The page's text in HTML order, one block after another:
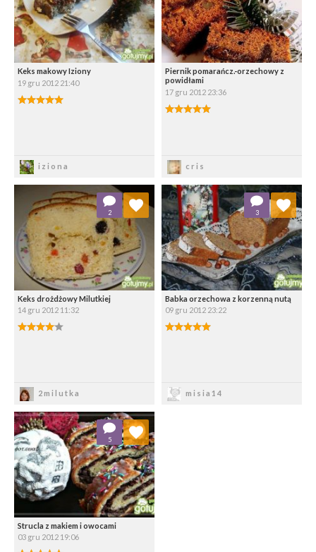
Keks makowy Iziony
19 gru 2012 21:40
iziona
Piernik pomarańcz.-orzechowy z
powidłami
17 gru 2012 23:36
cris
Keks drożdżowy Milutkiej
14 gru 2012 11:32
2milutka
2
Dodaj do ulubionych
Wybierz listę:
Babka orzechowa z korzenną nutą
09 gru 2012 23:22
misia14
3
Dodaj do ulubionych
Wybierz listę:
Strucla z makiem i owocami
03 gru 2012 19:06
5
Dodaj do ulubionych
Wybierz listę: